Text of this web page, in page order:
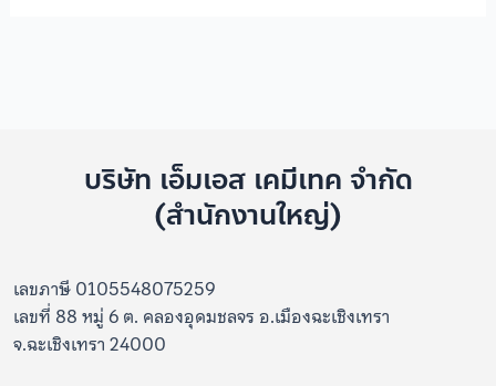
บริษัท เอ็มเอส เคมีเทค จำกัด
(สำนักงานใหญ่)
เลขภาษี 0105548075259
เลขที่ 88 หมู่ 6 ต. คลองอุดมชลจร อ.เมืองฉะเชิงเทรา
จ.ฉะเชิงเทรา 24000